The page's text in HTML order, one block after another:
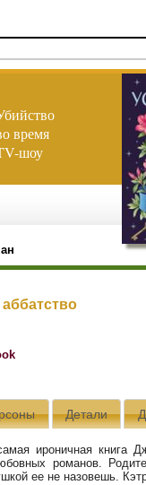
время
шоу
Детали
ироничная книга
романов.
ее не назовешь.